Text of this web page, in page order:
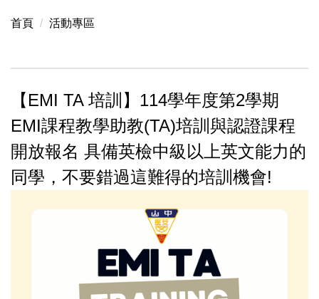
首頁 活動專區
【EMI TA 培訓】114學年度第2學期
EMI課程教學助教(TA)培訓與認證課程
開放報名 具備英檢中級以上英文能力的
同學，不要錯過這難得的培訓機會!